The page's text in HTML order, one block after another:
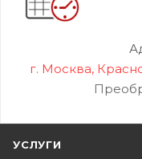
г. Москва,
УСЛУГИ